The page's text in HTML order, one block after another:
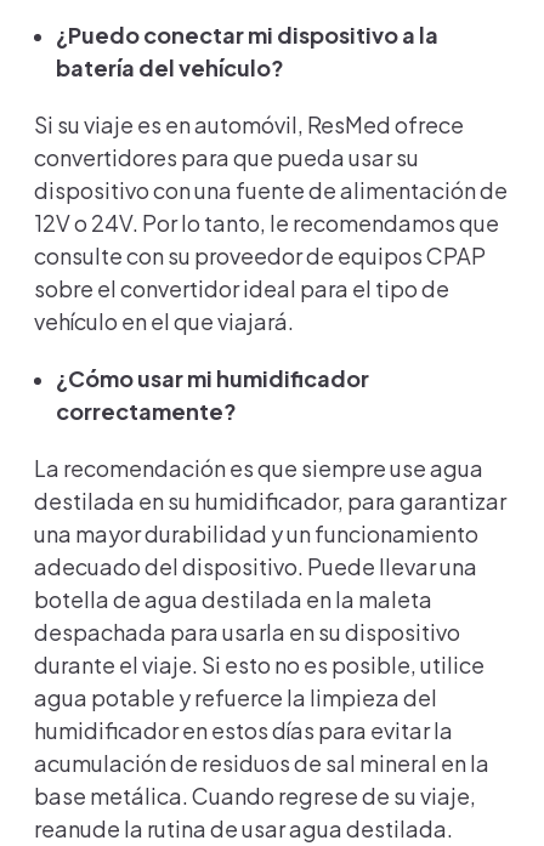
¿Puedo conectar mi dispositivo a la
batería del vehículo?
Si su viaje es en automóvil, ResMed ofrece
convertidores para que pueda usar su
dispositivo con una fuente de alimentación de
12V o 24V. Por lo tanto, le recomendamos que
consulte con su proveedor de equipos CPAP
sobre el convertidor ideal para el tipo de
vehículo en el que viajará.
¿Cómo usar mi humidificador
correctamente?
La recomendación es que siempre use agua
destilada en su humidificador, para garantizar
una mayor durabilidad y un funcionamiento
adecuado del dispositivo. Puede llevar una
botella de agua destilada en la maleta
despachada para usarla en su dispositivo
durante el viaje. Si esto no es posible, utilice
agua potable y refuerce la limpieza del
humidificador en estos días para evitar la
acumulación de residuos de sal mineral en la
base metálica. Cuando regrese de su viaje,
reanude la rutina de usar agua destilada.